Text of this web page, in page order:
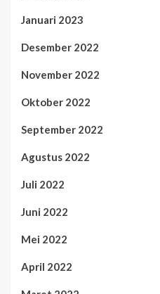
Januari 2023
Desember 2022
November 2022
Oktober 2022
September 2022
Agustus 2022
Juli 2022
Juni 2022
Mei 2022
April 2022